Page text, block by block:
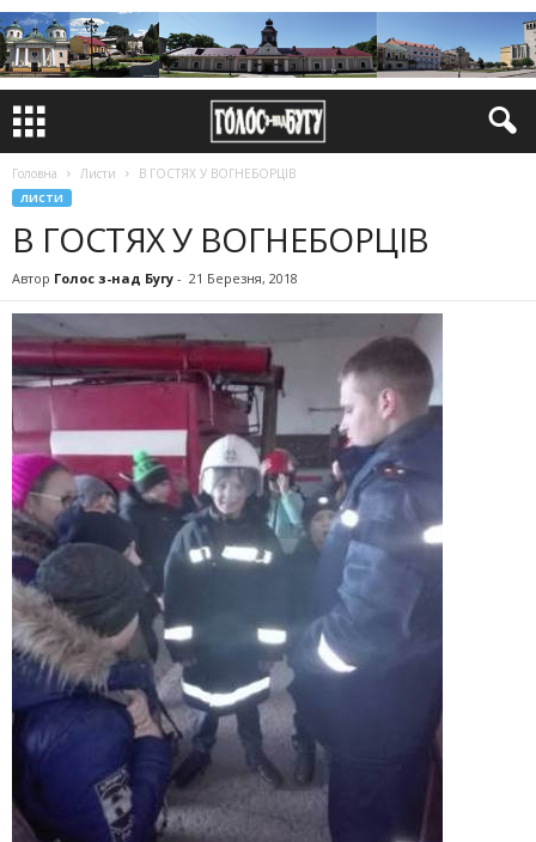
Головна Листи В ГОСТЯХ У ВОГНЕБОРЦІВ
ЛИСТИ
В ГОСТЯХ У ВОГНЕБОРЦІВ
Автор Голос з-над Бугу - 21 Березня, 2018